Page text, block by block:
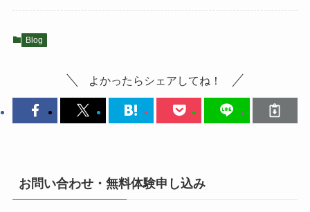
Blog
よかったらシェアしてね！
お問い合わせ・無料体験申し込み